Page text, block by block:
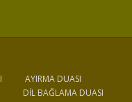
AYIRMA DUASI
DIL BAĞLAMA DUASI